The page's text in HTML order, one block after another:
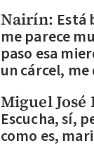
Nairín: Está
me parece
paso esa
un cárcel,
Miguel
Escucha, sí,
como es,